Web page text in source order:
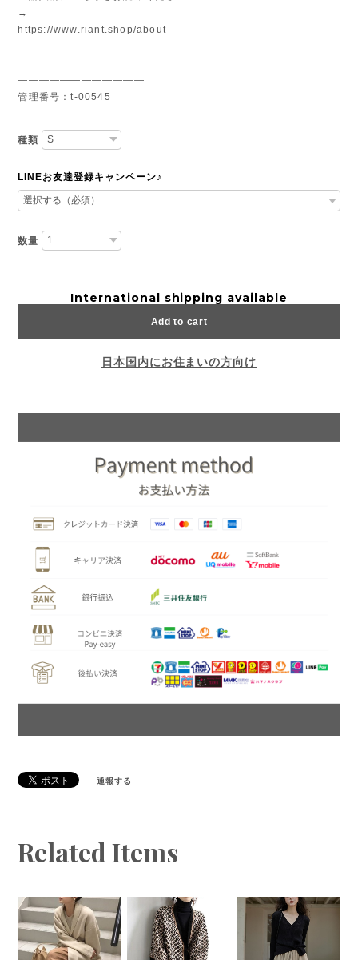
→
https://www.riant.shop/about
————————————
管理番号：t-00545
種類
LINEお友達登録キャンペーン♪
数量
International shipping available
Add to cart
日本国内にお住まいの方向け
通報する
Related Items